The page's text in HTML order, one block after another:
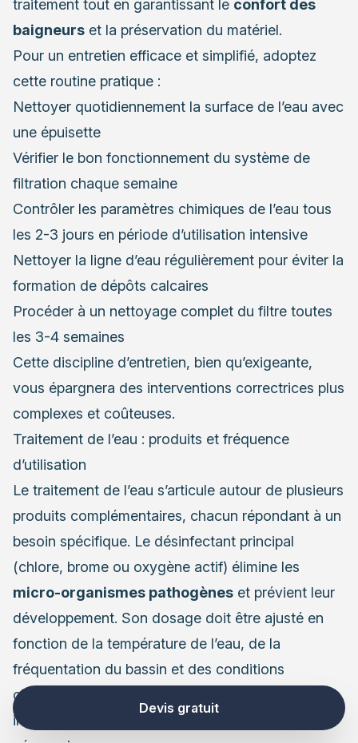
traitement tout en garantissant le confort des
baigneurs et la préservation du matériel.
Pour un entretien efficace et simplifié, adoptez
cette routine pratique :
Nettoyer quotidiennement la surface de l’eau avec
une épuisette
Vérifier le bon fonctionnement du système de
filtration chaque semaine
Contrôler les paramètres chimiques de l’eau tous
les 2-3 jours en période d’utilisation intensive
Nettoyer la ligne d’eau régulièrement pour éviter la
formation de dépôts calcaires
Procéder à un nettoyage complet du filtre toutes
les 3-4 semaines
Cette discipline d’entretien, bien qu’exigeante,
vous épargnera des interventions correctrices plus
complexes et coûteuses.
Traitement de l’eau : produits et fréquence
d’utilisation
Le traitement de l’eau s’articule autour de plusieurs
produits complémentaires, chacun répondant à un
besoin spécifique. Le désinfectant principal
(chlore, brome ou oxygène actif) élimine les
micro-organismes pathogènes et prévient leur
développement. Son dosage doit être ajusté en
fonction de la température de l’eau, de la
fréquentation du bassin et des conditions
climatiques. En période chaude ou d’utilisation
intensive, un contrôle quotidien peut s’avérer
Devis gratuit